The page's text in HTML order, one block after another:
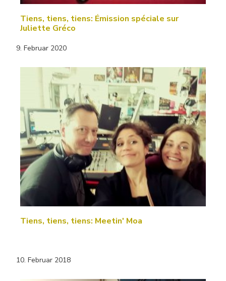
Tiens, tiens, tiens: Émission spéciale sur
Juliette Gréco
9. Februar 2020
Tiens, tiens, tiens: Meetin' Moa
10. Februar 2018